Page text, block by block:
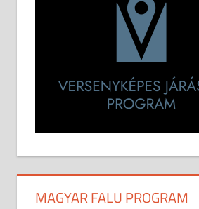
MAGYAR FALU PROGRAM